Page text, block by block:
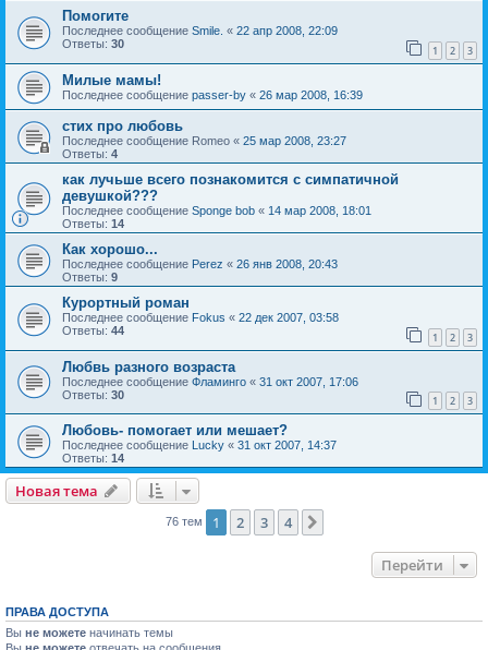
Помогите
Последнее сообщение Smile. « 22 апр 2008, 22:09
Ответы: 30 1 2 3
Милые мамы!
Последнее сообщение passer-by « 26 мар 2008, 16:39
стих про любовь
Последнее сообщение Romeo « 25 мар 2008, 23:27
Ответы: 4
как лучьше всего познакомится с симпатичной
девушкой???
Последнее сообщение Sponge bob « 14 мар 2008, 18:01
Ответы: 14
Как хорошо...
Последнее сообщение Perez « 26 янв 2008, 20:43
Ответы: 9
Курортный роман
Последнее сообщение Fokus « 22 дек 2007, 03:58
Ответы: 44 1 2 3
Любвь разного возраста
Последнее сообщение Фламинго « 31 окт 2007, 17:06
Ответы: 30 1 2 3
Любовь- помогает или мешает?
Последнее сообщение Lucky « 31 окт 2007, 14:37
Ответы: 14
Новая тема
76 тем 1 2 3 4
Перейти
ПРАВА ДОСТУПА
Вы не можете начинать темы